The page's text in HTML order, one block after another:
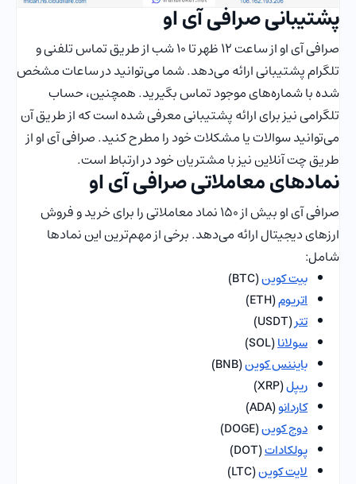
پشتیبانی صرافی آی او
صرافی آی او از ساعت ۱۲ ظهر تا ۱۰ شب از طریق تماس تلفنی و
تلگرام پشتیبانی ارائه می‌دهد. شما می‌توانید در ساعات مشخص
شده با شماره‌های موجود تماس بگیرید. همچنین، حساب
تلگرامی نیز برای ارائه پشتیبانی معرفی شده است که از طریق آن
می‌توانید سوالات یا مشکلات خود را مطرح کنید. صرافی آی او از
طریق چت آنلاین نیز با مشتریان خود در ارتباط است.
نمادهای معاملاتی صرافی آی او
صرافی آی او بیش از 150 نماد معاملاتی را برای خرید و فروش
ارزهای دیجیتال ارائه می‌دهد. برخی از مهم‌ترین این نمادها
شامل:
بیت‌ کوین(BTC)
اتریوم(ETH)
تتر(USDT)
سولانا(SOL)
بایننس کوین(BNB)
ریپل(XRP)
کاردانو(ADA)
دوج کوین(DOGE)
پولکادات(DOT)
لایت کوین(LTC)